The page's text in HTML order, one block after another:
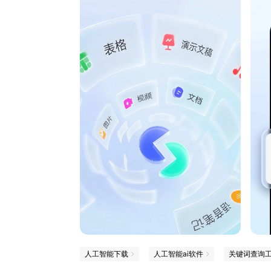
人工智能下载 人工智能ai软件 关键词查询